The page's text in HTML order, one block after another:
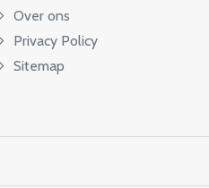
Over ons
Privacy Policy
Sitemap